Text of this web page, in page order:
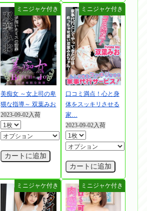
美痴女 ～女上司の卑
猥な指導～ 双葉みお
2023-09-02入荷
カートに追加
口コミ満点！心と身
体をスッキリさせる
家…
2023-09-02入荷
カートに追加